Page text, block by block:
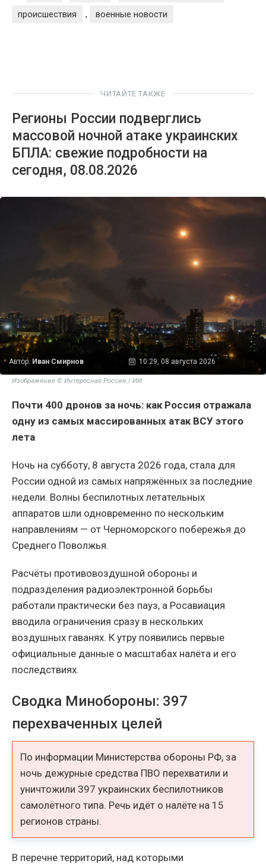
происшествия
, военные новости
ЧИТАЙТЕ ТАКЖЕ
Регионы России подверглись
массовой ночной атаке украинских
БПЛА: свежие подробности на
сегодня, 08.08.2026
Автор: Иван Смирнов 10:29, 08 августа 2026
Изображение © Интересная Россия / ИИ
Почти 400 дронов за ночь: как Россия отражала
одну из самых массированных атак ВСУ этого
лета
Ночь на субботу, 8 августа 2026 года, стала для
России одной из самых напряжённых за последние
недели. Волны беспилотных летательных
аппаратов шли одновременно по нескольким
направлениям — от Черноморского побережья до
Среднего Поволжья.
Расчёты противовоздушной обороны и
подразделения радиоэлектронной борьбы
работали практически без пауз, а Росавиация
вводила ограничения сразу в нескольких
воздушных гаванях. К утру появились первые
официальные данные о масштабах налёта и его
последствиях.
Сводка Минобороны: 397
перехваченных целей
По информации Министерства обороны РФ, за
ночь дежурные средства ПВО перехватили и
уничтожили 397 украинских беспилотников
самолётного типа. Речь идёт о налёте на 15
регионов страны.
В перечне территорий, над которыми